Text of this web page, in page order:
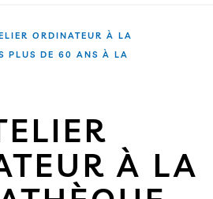
ORDINATEUR À LA
PLUS DE 60 ANS À LA
À LA